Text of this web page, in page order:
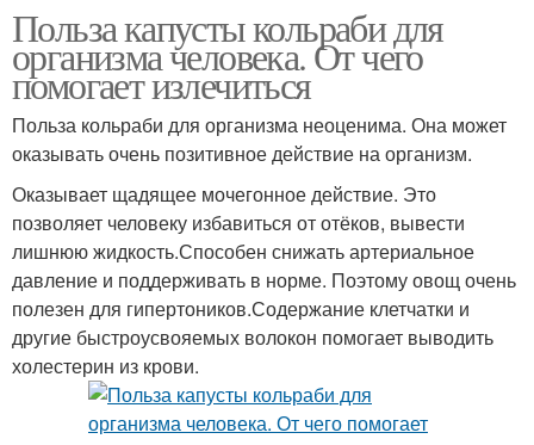
Брюссельская капуста Краснокочанная капуста
Цветная капуста Спаржевая капуста
Листовая капуста
Капусты в
косметологии
Польза капусты кольраби для
организма человека. От чего
помогает излечиться
Польза кольраби для организма неоценима. Она может
оказывать очень позитивное действие на организм.
Оказывает щадящее мочегонное действие. Это
позволяет человеку избавиться от отёков, вывести
лишнюю жидкость.Способен снижать артериальное
давление и поддерживать в норме. Поэтому овощ очень
полезен для гипертоников.Содержание клетчатки и
другие быстроусвояемых волокон помогает выводить
холестерин из крови.